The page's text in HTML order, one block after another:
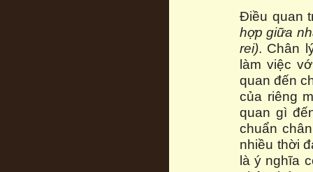
Điều quan
hợp giữa
rei). Chân
làm việc
quan đến
của riêng
quan gì
chuẩn
nhiều thời
là ý nghĩa